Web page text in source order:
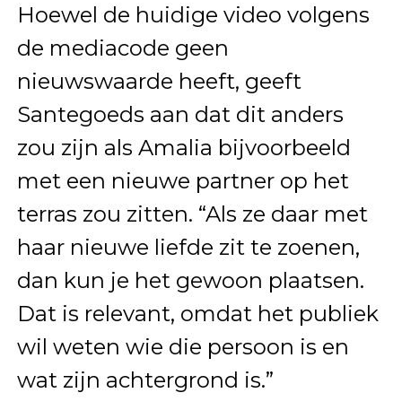
Hoewel de huidige video volgens
de mediacode geen
nieuwswaarde heeft, geeft
Santegoeds aan dat dit anders
zou zijn als Amalia bijvoorbeeld
met een nieuwe partner op het
terras zou zitten. “Als ze daar met
haar nieuwe liefde zit te zoenen,
dan kun je het gewoon plaatsen.
Dat is relevant, omdat het publiek
wil weten wie die persoon is en
wat zijn achtergrond is.”